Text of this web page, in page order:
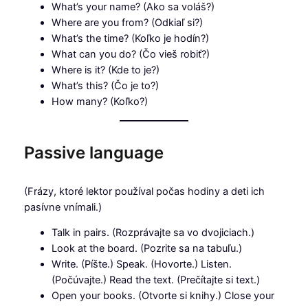
What’s your name? (Ako sa voláš?)
Where are you from? (Odkiaľ si?)
What’s the time? (Koľko je hodín?)
What can you do? (Čo vieš robiť?)
Where is it? (Kde to je?)
What’s this? (Čo je to?)
How many? (Koľko?)
Passive language
(Frázy, ktoré lektor používal počas hodiny a deti ich
pasívne vnímali.)
Talk in pairs. (Rozprávajte sa vo dvojiciach.)
Look at the board. (Pozrite sa na tabuľu.)
Write. (Píšte.) Speak. (Hovorte.) Listen.
(Počúvajte.) Read the text. (Prečítajte si text.)
Open your books. (Otvorte si knihy.) Close your